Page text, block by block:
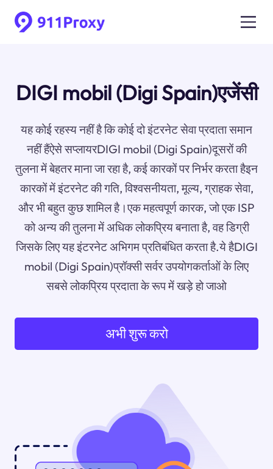
DIGI mobil (Digi Spain)एजेंसी
यह कोई रहस्य नहीं है कि कोई दो इंटरनेट सेवा प्रदाता समान
नहीं हैंऐसे सप्लायरDIGI mobil (Digi Spain)दूसरों की
तुलना में बेहतर माना जा रहा है, कई कारकों पर निर्भर करता हैइन
कारकों में इंटरनेट की गति, विश्वसनीयता, मूल्य, ग्राहक सेवा,
और भी बहुत कुछ शामिल है।एक महत्वपूर्ण कारक, जो एक ISP
को अन्य की तुलना में अधिक लोकप्रिय बनाता है, वह डिग्री
जिसके लिए यह इंटरनेट अभिगम प्रतिबंधित करता है.ये हैDIGI
mobil (Digi Spain)प्रॉक्सी सर्वर उपयोगकर्ताओं के लिए
सबसे लोकप्रिय प्रदाता के रूप में खड़े हो जाओ
अभी शुरू करो